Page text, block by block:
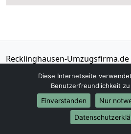
Recklinghausen-Umzugsfirma.de
01579-2482373
info@recklinghausen-
Diese Internetseite
Benutzerfreundlichkeit
Einverstanden
Nur